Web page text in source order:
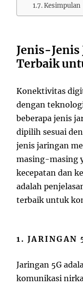
Kesimpulan
Jenis-
Terbaik
Konektivitas
dengan
beberapa jenis
dipilih sesuai
jenis jaringan
masing-masing
kecepatan dan
adalah
terbaik untuk
1. JARINGAN
Jaringan 5G
komunikasi